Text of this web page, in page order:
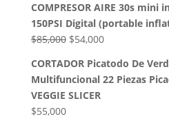
original
era:
$50,000.
actual
es:
$35,000.
COMPRESOR AIRE 30s mini
150PSI Digital (portable
$85,000 El
original
era:
$85,000.
$54,000El
actual
es:
CORTADOR Picatodo De
Multifuncional 22 Piezas
VEGGIE SLICER
$55,000